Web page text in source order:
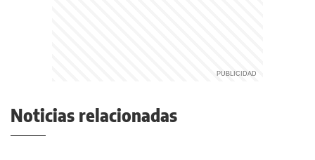
Noticias relacionadas